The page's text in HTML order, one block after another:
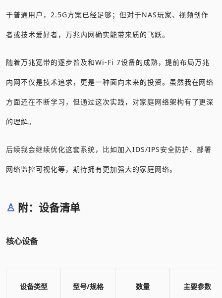
于普通用户，2.5G方案已经足够；但对于NAS玩家、视频创作
者或技术爱好者，万兆内网确实能带来质的飞跃。
随着万兆宽带的逐步普及和Wi-Fi 7设备的成熟，提前布局万兆
内网不仅是技术追求，更是一种面向未来的投资。虽然我在网络
方面还在不断学习，但通过这次实践，对家庭网络架构有了更深
的理解。
后续我会继续优化这套系统，比如加入IDS/IPS安全防护、部署
网络监控可视化等，期待拥有更加强大的家庭网络。
附：设备清单
核心设备
设备类型 型号/规格 数量 主要参数